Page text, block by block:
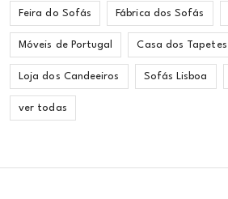
Feira do Sofás Fábrica dos Sofás
Móveis de Portugal Casa dos Tapetes
Loja dos Candeeiros Sofás Lisboa
ver todas